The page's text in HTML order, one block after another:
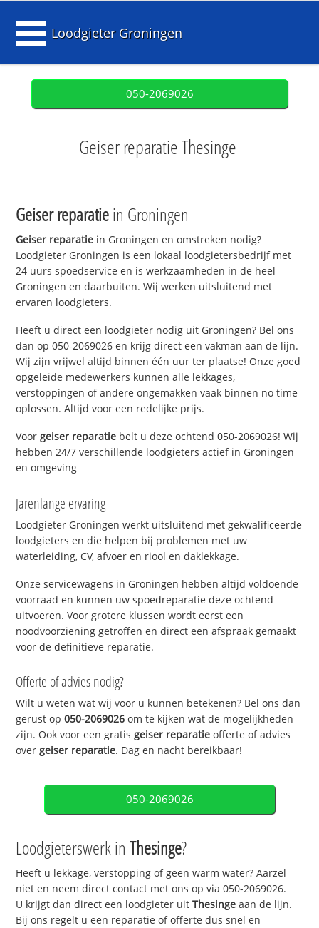
Loodgieter Groningen
050-2069026
Geiser reparatie Thesinge
Geiser reparatiein Groningen
Geiser reparatie in Groningen en omstreken nodig?
Loodgieter Groningen is een lokaal loodgietersbedrijf met
24 uurs spoedservice en is werkzaamheden in de heel
Groningen en daarbuiten. Wij werken uitsluitend met
ervaren loodgieters.
Heeft u direct een loodgieter nodig uit Groningen? Bel ons
dan op 050-2069026 en krijg direct een vakman aan de lijn.
Wij zijn vrijwel altijd binnen één uur ter plaatse! Onze goed
opgeleide medewerkers kunnen alle lekkages,
verstoppingen of andere ongemakken vaak binnen no time
oplossen. Altijd voor een redelijke prijs.
Voorgeiser reparatie belt u deze ochtend 050-2069026! Wij
hebben 24/7 verschillende loodgieters actief in Groningen
en omgeving
Jarenlange ervaring
Loodgieter Groningen werkt uitsluitend met gekwalificeerde
loodgieters en die helpen bij problemen met uw
waterleiding, CV, afvoer en riool en daklekkage.
Onze servicewagens in Groningen hebben altijd voldoende
voorraad en kunnen uw spoedreparatie deze ochtend
uitvoeren. Voor grotere klussen wordt eerst een
noodvoorziening getroffen en direct een afspraak gemaakt
voor de definitieve reparatie.
Offerte of advies nodig?
Wilt u weten wat wij voor u kunnen betekenen? Bel ons dan
gerust op050-2069026 om te kijken wat de mogelijkheden
zijn. Ook voor een gratisgeiser reparatie offerte of advies
overgeiser reparatie. Dag en nacht bereikbaar!
050-2069026
Loodgieterswerk inThesinge?
Heeft u lekkage, verstopping of geen warm water? Aarzel
niet en neem direct contact met ons op via 050-2069026.
U krijgt dan direct een loodgieter uitThesinge aan de lijn.
Bij ons regelt u een reparatie of offerte dus snel en